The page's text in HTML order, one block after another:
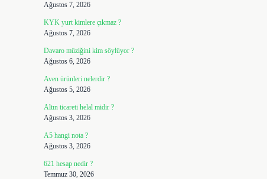
Ağustos 7, 2026
KYK yurt kimlere çıkmaz ?
Ağustos 7, 2026
Davaro müziğini kim söylüyor ?
Ağustos 6, 2026
Aven ürünleri nelerdir ?
Ağustos 5, 2026
Altın ticareti helal midir ?
Ağustos 3, 2026
A5 hangi nota ?
Ağustos 3, 2026
621 hesap nedir ?
Temmuz 30, 2026